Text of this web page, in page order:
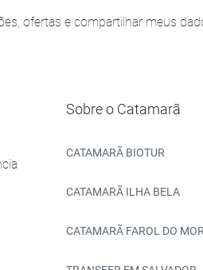
Sobre o Catamarã
CATAMARÃ BIOTUR
CATAMARÃ ILHA BELA
CATAMARÃ FAROL DO
ofertas e compartilhar meus